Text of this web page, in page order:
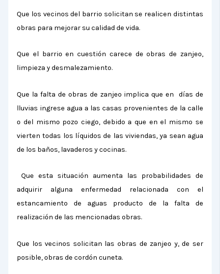
Que los vecinos del barrio solicitan se realicen distintas
obras para mejorar su calidad de vida.
Que el barrio en cuestión carece de obras de zanjeo,
limpieza y desmalezamiento.
Que la falta de obras de zanjeo implica que en días de
lluvias ingrese agua a las casas provenientes de la calle
o del mismo pozo ciego, debido a que en el mismo se
vierten todas los líquidos de las viviendas, ya sean agua
de los baños, lavaderos y cocinas.
Que esta situación aumenta las probabilidades de
adquirir alguna enfermedad relacionada con el
estancamiento de aguas producto de la falta de
realización de las mencionadas obras.
Que los vecinos solicitan las obras de zanjeo y, de ser
posible, obras de cordón cuneta.